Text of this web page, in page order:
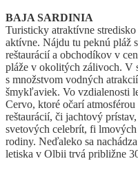
BAJA SARDINIA
Turisticky atraktívne
aktívne. Nájdu tu peknú pláž
reštaurácií a obchodíkov v
pláže v okolitých zálivoch. V
s množstvom vodných
šmykľaviek. Vo vzdialenosti
Cervo, ktoré očarí
reštaurácií, či jachtový
svetových celebrít, fi
rodiny. Neďaleko sa
letiska v Olbii trvá približne